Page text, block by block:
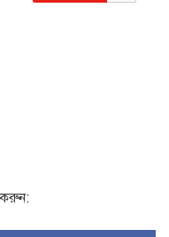
করুন: